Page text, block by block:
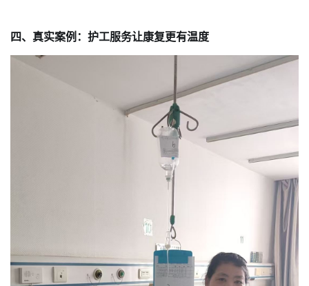
四、真实案例：护工服务让康复更有温度